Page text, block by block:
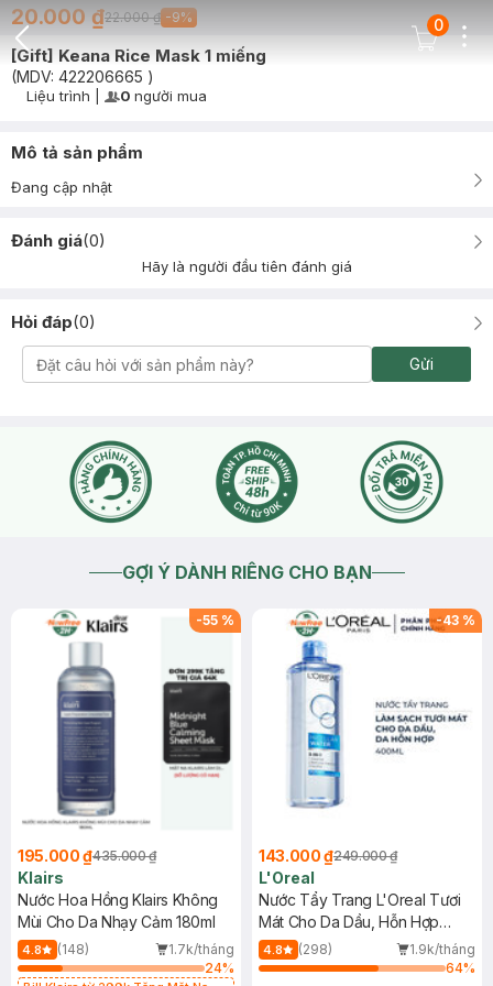
Back Icon
Cart Icon
0
20.000 ₫22.000 ₫ -9%
[Gift] Keana Rice Mask 1 miếng
(MDV: 422206665 )
Timer Gray Icon
Liệu trình User Product Icon
0 người mua
Mô tả sản phẩm
Đang cập nhật
Đánh giá(0)
Hãy là người đầu tiên đánh giá
Hỏi đáp(0)
Gửi
GỢI Ý DÀNH RIÊNG CHO BẠN
-55 %
195.000 ₫435.000 ₫
Klairs
Nước Hoa Hồng Klairs Không
Mùi Cho Da Nhạy Cảm 180ml
4.8 (148)
1.7k/tháng
24%
-43 %
143.000 ₫249.000 ₫
L'Oreal
Nước Tẩy Trang L'Oreal Tươi
Mát Cho Da Dầu, Hỗn Hợp
400ml
4.8 (298)
1.9k/tháng
64%